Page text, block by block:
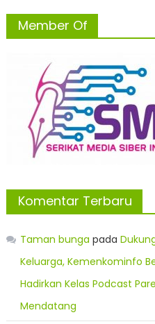
Member Of
Komentar Terbaru
Taman bunga pada
Keluarga, Kemenkominfo
Hadirkan Kelas Podcast
Mendatang